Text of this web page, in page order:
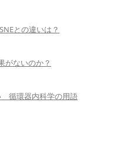
との違いは？
がないのか？
循環器内科学の用語